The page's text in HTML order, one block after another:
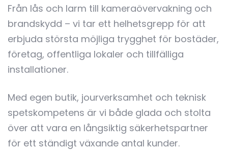
Från lås och larm till kameraövervakning och
brandskydd – vi tar ett helhetsgrepp för att
erbjuda största möjliga trygghet för bostäder,
företag, offentliga lokaler och tillfälliga
installationer.
Med egen butik, jourverksamhet och teknisk
spetskompetens är vi både glada och stolta
över att vara en långsiktig säkerhetspartner
för ett ständigt växande antal kunder.